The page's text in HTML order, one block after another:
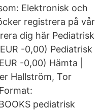
Elektronisk och
registrera på vår
dig här Pediatrisk
-0,00) Pediatrisk
-0,00) Hämta |
Hallström, Tor
pediatrisk